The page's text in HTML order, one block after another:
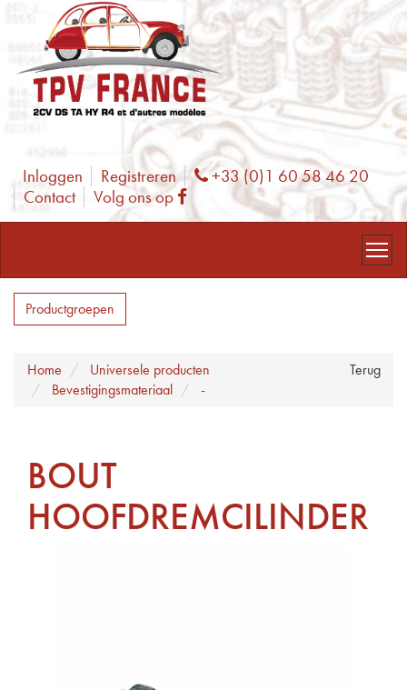
Inloggen Registreren Phone
+33 (0)1 60 58 46 20
Contact
Volg ons op Facebook
Productgroepen
Terug
Home
Universele producten
Bevestigingsmateriaal
-
BOUT
HOOFDREMCILINDER